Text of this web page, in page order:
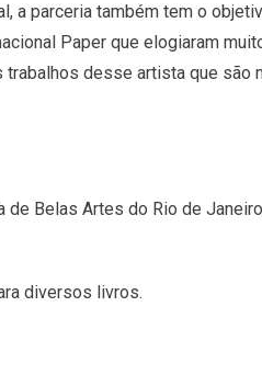
a parceria também tem o
Paper que elogiaram
desse artista que são
Belas Artes do Rio de
diversos livros.